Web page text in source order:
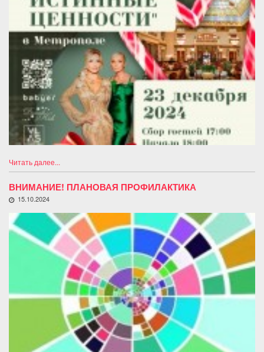
Читать далее...
ВНИМАНИЕ! ПЛАНОВАЯ ПРОФИЛАКТИКА
15.10.2024